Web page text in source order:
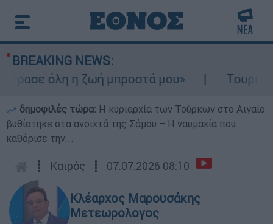
BREAKING NEWS:
όλη η ζωή μπροστά μου»
Τουρισμός
δημοφιλές τώρα: Η κυριαρχία των Τούρκων στο Αιγαίο
βυθίστηκε στα ανοιχτά της Σάμου – Η ναυμαχία που
καθόρισε την...
┋ Καιρός ┋ 07.07.2026 08:10
Κλέαρχος Μαρουσάκης
Μετεωρολογος